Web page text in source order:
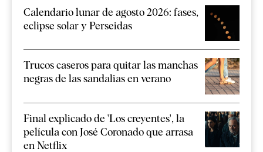
Calendario lunar de agosto 2026: fases,
eclipse solar y Perseidas
Trucos caseros para quitar las manchas
negras de las sandalias en verano
Final explicado de 'Los creyentes', la
película con José Coronado que arrasa
en Netflix